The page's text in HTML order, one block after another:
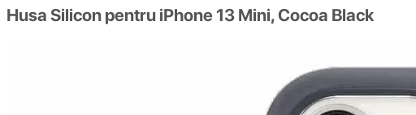
Husa Silicon pentru iPhone 13 Mini, Cocoa Black